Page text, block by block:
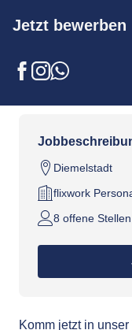
Jetzt bewerben
EUR
Diemelstadt
flixwork
8 offene Stellen
Komm jetzt in